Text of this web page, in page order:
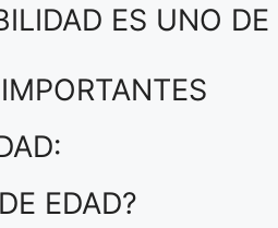
ES UNO DE
EDAD?